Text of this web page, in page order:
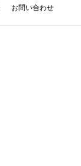
お問い合わせ